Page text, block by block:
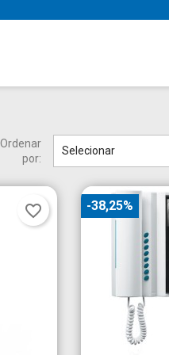
Ordenar
por:
Selecionar
favorite_border -38,25%